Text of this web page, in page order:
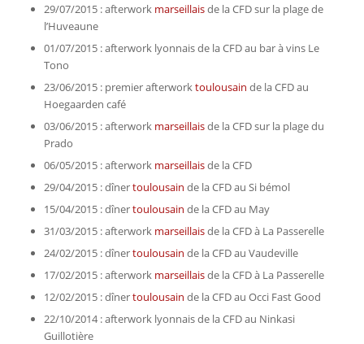
29/07/2015 : afterwork marseillaisde la CFD sur la plage de
l’Huveaune
01/07/2015 : afterwork lyonnais de la CFD au bar à vins Le
Tono
23/06/2015 : premier afterworktoulousain de la CFD au
Hoegaarden café
03/06/2015 : afterwork marseillaisde la CFD sur la plage du
Prado
06/05/2015 : afterwork marseillaisde la CFD
29/04/2015 : dînertoulousain de la CFD au Si bémol
15/04/2015 : dînertoulousain de la CFD au May
31/03/2015 : afterwork marseillaisde la CFD à La Passerelle
24/02/2015 : dînertoulousain de la CFD au Vaudeville
17/02/2015 : afterwork marseillaisde la CFD à La Passerelle
12/02/2015 : dînertoulousain de la CFD au Occi Fast Good
22/10/2014 : afterwork lyonnais de la CFD au Ninkasi
Guillotière